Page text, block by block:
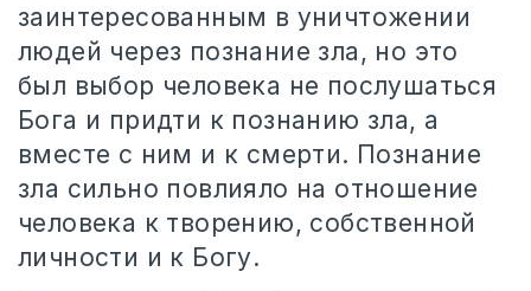
заинтересованным в уничтожении
людей через познание зла, но это
был выбор человека не послушаться
Бога и придти к познанию зла, а
вместе с ним и к смерти. Познание
зла сильно повлияло на отношение
человека к творению, собственной
личности и к Богу.